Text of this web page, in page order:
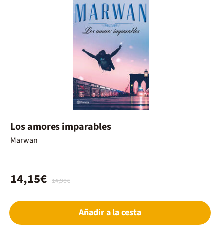
Los amores imparables
Marwan
14,90€
14,15€
Añadir a la cesta